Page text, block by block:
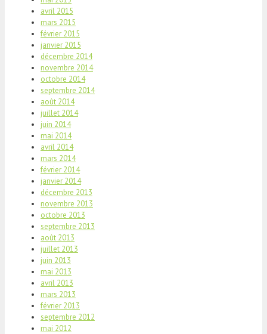
avril 2015
mars 2015
février 2015
janvier 2015
décembre 2014
novembre 2014
octobre 2014
septembre 2014
août 2014
juillet 2014
juin 2014
mai 2014
avril 2014
mars 2014
février 2014
janvier 2014
décembre 2013
novembre 2013
octobre 2013
septembre 2013
août 2013
juillet 2013
juin 2013
mai 2013
avril 2013
mars 2013
février 2013
septembre 2012
mai 2012